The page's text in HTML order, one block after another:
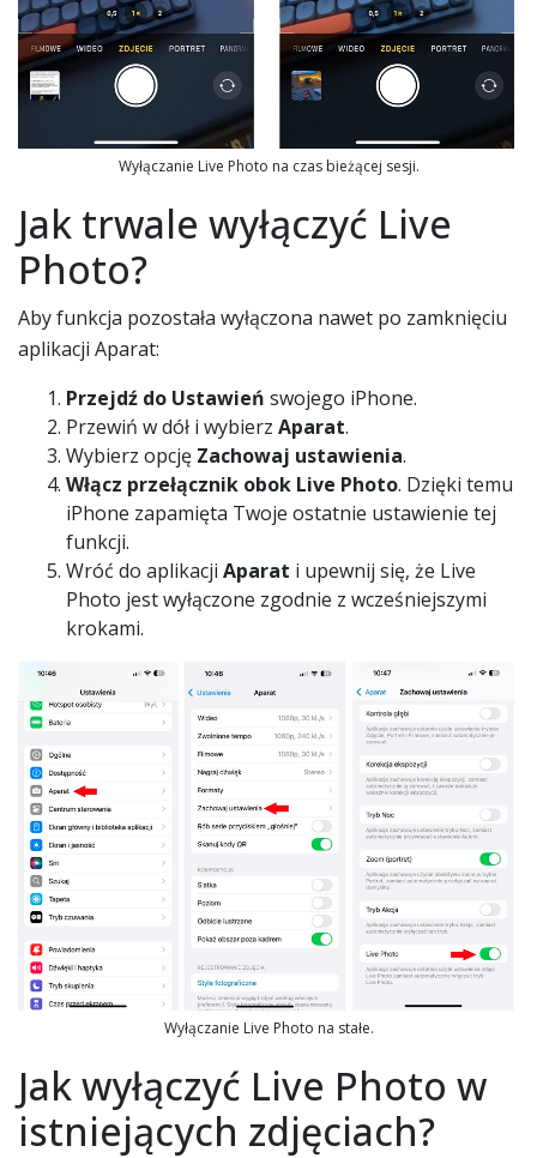
Wyłączanie Live Photo na czas bieżącej sesji.
Jak trwale wyłączyć Live
Photo?
Aby funkcja pozostała wyłączona nawet po zamknięciu
aplikacji Aparat:
Przejdź do Ustawień swojego iPhone.
Przewiń w dół i wybierz Aparat.
Wybierz opcję Zachowaj ustawienia.
Włącz przełącznik obok Live Photo. Dzięki temu
iPhone zapamięta Twoje ostatnie ustawienie tej
funkcji.
Wróć do aplikacji Aparat i upewnij się, że Live
Photo jest wyłączone zgodnie z wcześniejszymi
krokami.
Wyłączanie Live Photo na stałe.
Jak wyłączyć Live Photo w
istniejących zdjęciach?